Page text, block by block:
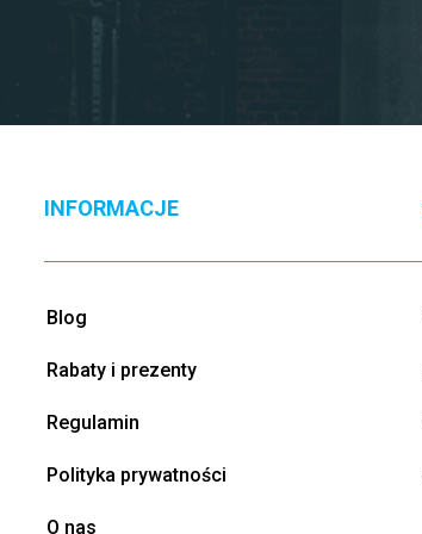
INFORMACJE
Blog
Rabaty i prezenty
Regulamin
Polityka prywatności
O nas